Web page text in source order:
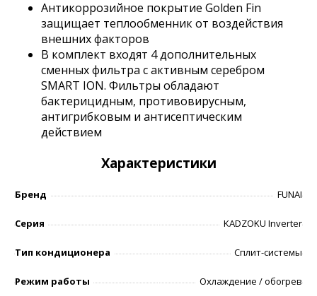
Антикоррозийное покрытие Golden Fin
защищает теплообменник от воздействия
внешних факторов
В комплект входят 4 дополнительных
сменных фильтра с активным серебром
SMART ION. Фильтры обладают
бактерицидным, противовирусным,
антигрибковым и антисептическим
действием
Характеристики
Бренд FUNAI
Серия KADZOKU Inverter
Тип кондиционера Сплит-системы
Режим работы Охлаждение / обогрев